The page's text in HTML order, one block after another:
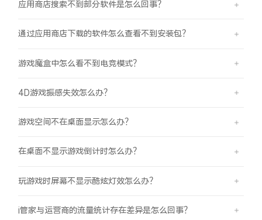
应用商店搜索不到部分软件是怎么回事？
通过应用商店下载的软件怎么查看不到安装包？
游戏魔盒中怎么看不到电竞模式？
4D游戏振感失效怎么办？
游戏空间不在桌面显示怎么办？
在桌面不显示游戏倒计时怎么办？
玩游戏时屏幕不显示酷炫灯效怎么办？
i管家与运营商的流量统计存在差异是怎么回事？